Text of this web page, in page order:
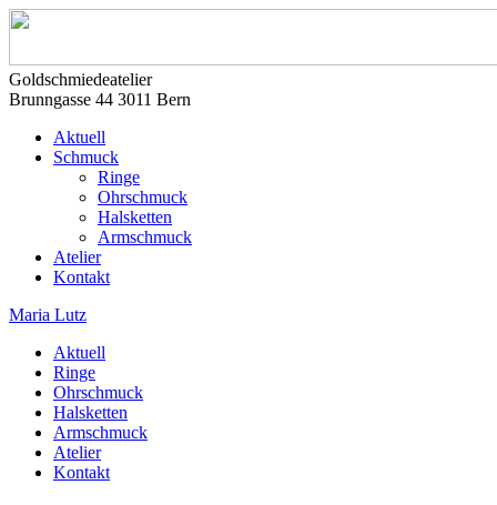
Goldschmiedeatelier
Brunngasse 44 3011 Bern
Aktuell
Schmuck
Ringe
Ohrschmuck
Halsketten
Armschmuck
Atelier
Kontakt
Maria Lutz
Aktuell
Ringe
Ohrschmuck
Halsketten
Armschmuck
Atelier
Kontakt